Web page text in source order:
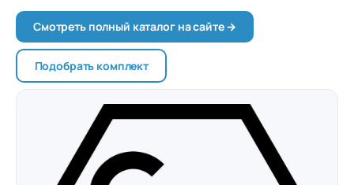
Смотреть полный каталог на сайте →
Подобрать комплект